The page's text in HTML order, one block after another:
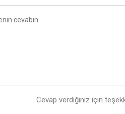
Cevap verdiğiniz için